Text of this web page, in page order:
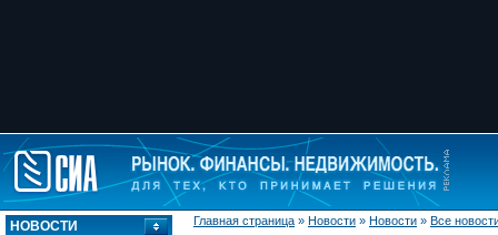
Главная страница » Новости » Новости » Все
НОВОСТИ